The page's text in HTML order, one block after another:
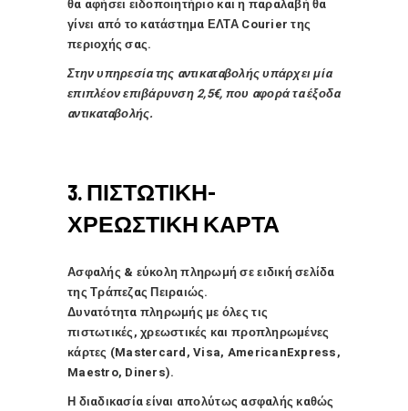
θα αφήσει ειδοποιητήριο και η παραλαβή θα
γίνει από το κατάστημα ΕΛΤΑ Courier της
περιοχής σας.
Στην υπηρεσία της αντικαταβολής υπάρχει μία
επιπλέον επιβάρυνση 2,5€, που αφορά τα έξοδα
αντικαταβολής.
3. ΠΙΣΤΩΤΙΚΗ-
ΧΡΕΩΣΤΙΚΗ ΚΑΡΤΑ
Ασφαλής & εύκολη πληρωμή σε ειδική σελίδα
της Τράπεζας Πειραιώς.
Δυνατότητα πληρωμής με όλες τις
πιστωτικές, χρεωστικές και προπληρωμένες
κάρτες (Mastercard, Visa, AmericanExpress,
Maestro, Diners).
Η διαδικασία είναι απολύτως ασφαλής καθώς